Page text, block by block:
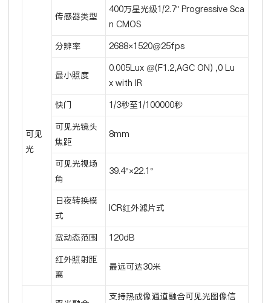
可见
光
传感器类型
400万星光级1/2.7" Progressive Sca
n CMOS
分辨率 2688×1520@25fps
最小照度
0.005Lux @(F1.2,AGC ON) ,0 Lu
x with IR
快门 1/3秒至1/100000秒
可见光镜头
焦距
8mm
可见光视场
角
39.4°×22.1°
日夜转换模
式
ICR红外滤片式
宽动态范围 120dB
红外照射距
离
最远可达30米
支持热成像通道融合可见光图像信